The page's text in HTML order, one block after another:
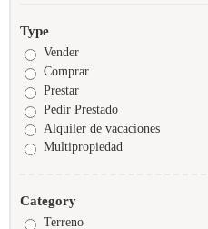
Type
Vender
Comprar
Prestar
Pedir Prestado
Alquiler de vacaciones
Multipropiedad
Category
Terreno